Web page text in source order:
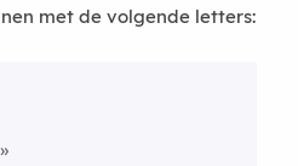
met de volgende letters: